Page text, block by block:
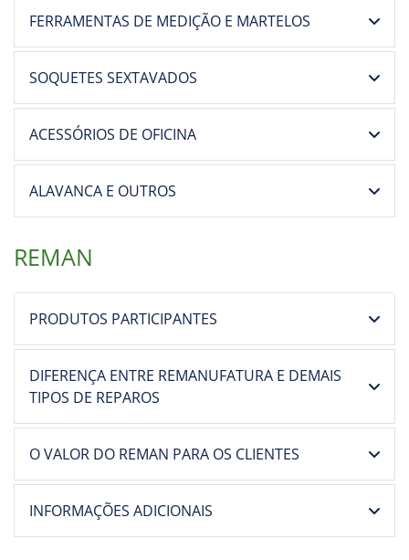
FERRAMENTAS DE MEDIÇÃO E MARTELOS
SOQUETES SEXTAVADOS
ACESSÓRIOS DE OFICINA
ALAVANCA E OUTROS
REMAN
PRODUTOS PARTICIPANTES
DIFERENÇA ENTRE REMANUFATURA E DEMAIS
TIPOS DE REPAROS
O VALOR DO REMAN PARA OS CLIENTES
INFORMAÇÕES ADICIONAIS